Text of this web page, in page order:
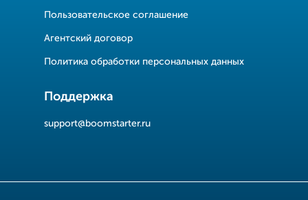
Пользовательское соглашение
Агентский договор
Политика обработки персональных данных
Поддержка
support@boomstarter.ru